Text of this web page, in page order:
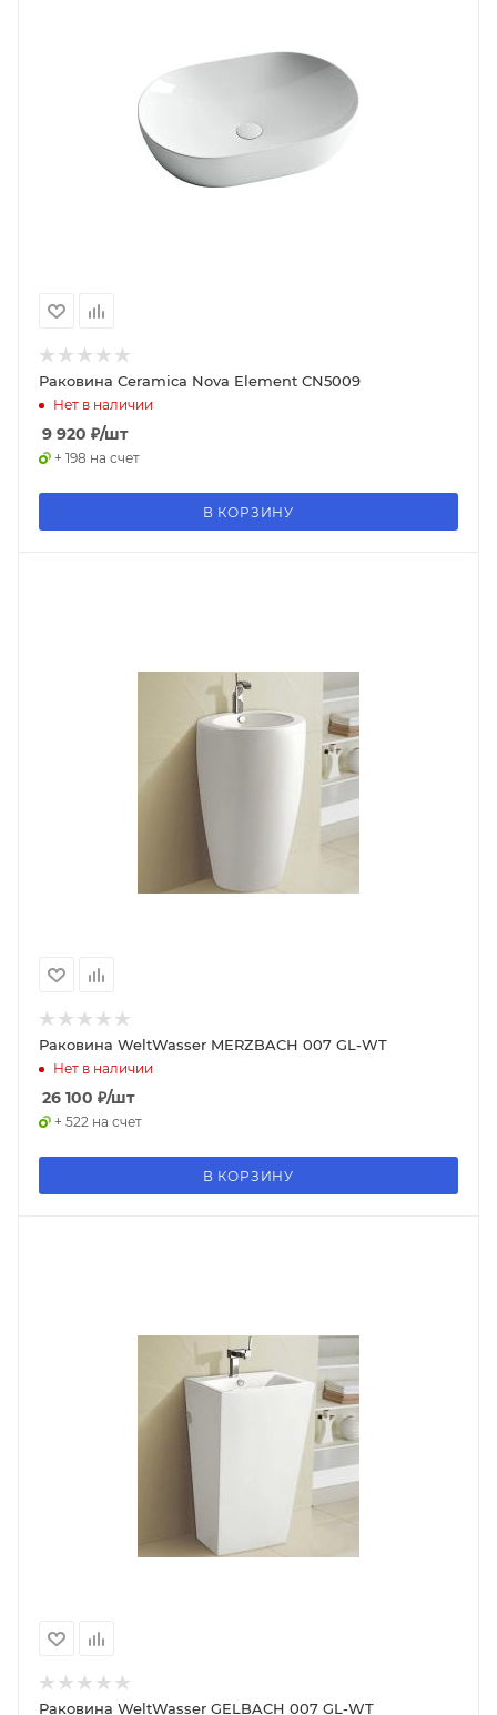
Раковина Ceramica Nova Element CN5009
Нет в наличии
9 920 ₽/шт
+ 198 на счет
В КОРЗИНУ
Раковина WeltWasser MERZBACH 007 GL-WT
Нет в наличии
26 100 ₽/шт
+ 522 на счет
В КОРЗИНУ
Раковина WeltWasser GELBACH 007 GL-WT